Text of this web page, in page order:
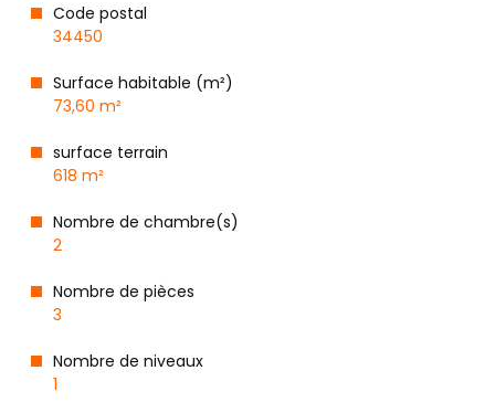
Code postal
34450
Surface habitable (m²)
73,60 m²
surface terrain
618 m²
Nombre de chambre(s)
2
Nombre de pièces
3
Nombre de niveaux
1